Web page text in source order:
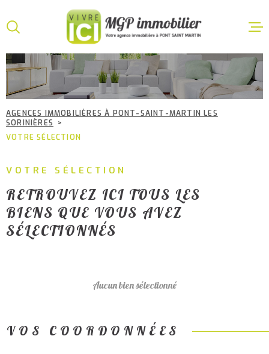
recherche
au
menu
principal
au
contenu
AGENCES IMMOBILIÈRES À PONT-SAINT-MARTIN LES
SORINIÈRES
VOTRE SÉLECTION
VOTRE SÉLECTION
RETROUVEZ ICI TOUS LES
BIENS QUE VOUS AVEZ
SÉLECTIONNÉS
Aucun bien sélectionné
VOS COORDONNÉES
RECHERCHE
D'OFFRE
ACHETER
CHAMPS